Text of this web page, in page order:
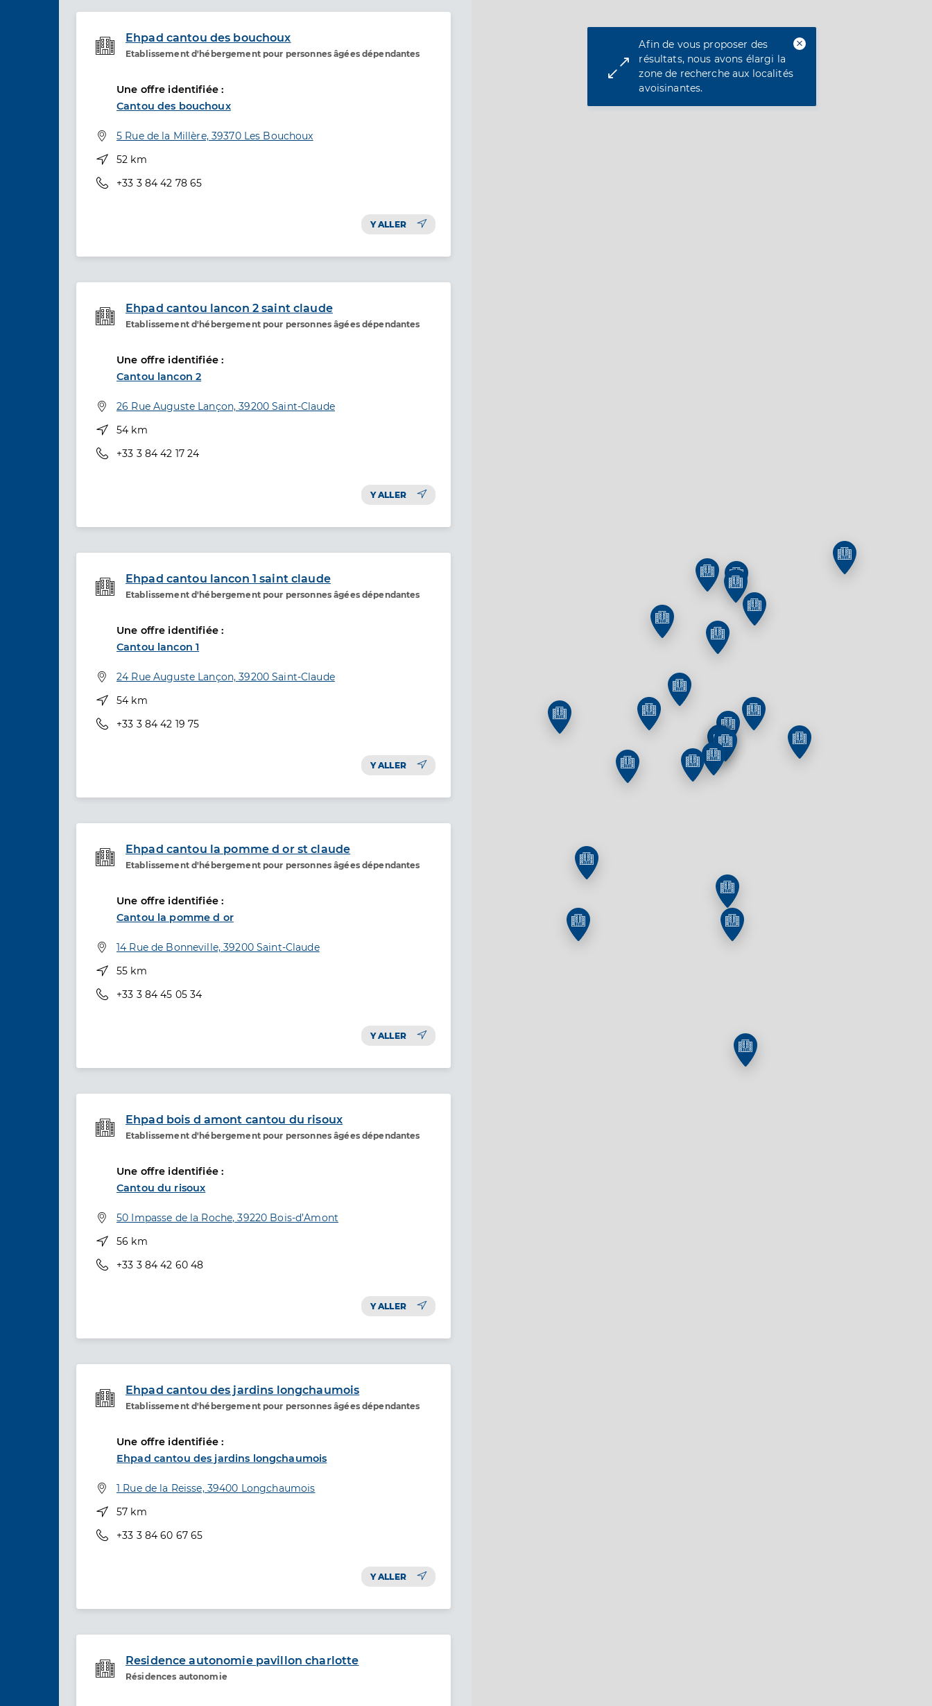
Ehpad cantou des bouchoux
Etablissement d'hébergement pour personnes âgées dépendantes
Etablissement de soins
Une offre identifiée :
Cantou des bouchoux
Adresse
5 Rue de la Millère, 39370 Les Bouchoux
Distance
52 km
Téléphone
+33 3 84 42 78 65
Y ALLER
Ehpad cantou lancon 2 saint claude
Etablissement d'hébergement pour personnes âgées dépendantes
Etablissement de soins
Une offre identifiée :
Cantou lancon 2
Adresse
26 Rue Auguste Lançon, 39200 Saint-Claude
Distance
54 km
Téléphone
+33 3 84 42 17 24
Y ALLER
Ehpad cantou lancon 1 saint claude
Etablissement d'hébergement pour personnes âgées dépendantes
Etablissement de soins
Une offre identifiée :
Cantou lancon 1
Adresse
24 Rue Auguste Lançon, 39200 Saint-Claude
Distance
54 km
Téléphone
+33 3 84 42 19 75
Y ALLER
Ehpad cantou la pomme d or st claude
Etablissement d'hébergement pour personnes âgées dépendantes
Etablissement de soins
Une offre identifiée :
Cantou la pomme d or
Adresse
14 Rue de Bonneville, 39200 Saint-Claude
Distance
55 km
Téléphone
+33 3 84 45 05 34
Y ALLER
Ehpad bois d amont cantou du risoux
Etablissement d'hébergement pour personnes âgées dépendantes
Etablissement de soins
Une offre identifiée :
Cantou du risoux
Adresse
50 Impasse de la Roche, 39220 Bois-d’Amont
Distance
56 km
Téléphone
+33 3 84 42 60 48
Y ALLER
Ehpad cantou des jardins longchaumois
Etablissement d'hébergement pour personnes âgées dépendantes
Etablissement de soins
Une offre identifiée :
Ehpad cantou des jardins longchaumois
Adresse
1 Rue de la Reisse, 39400 Longchaumois
Distance
57 km
Téléphone
+33 3 84 60 67 65
Y ALLER
Residence autonomie pavillon charlotte
Résidences autonomie
Etablissement de soins
Afin de vous proposer des
résultats, nous avons élargi la
zone de recherche aux localités
avoisinantes.